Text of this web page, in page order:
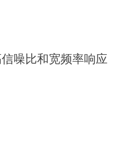
噪比和宽频率响应